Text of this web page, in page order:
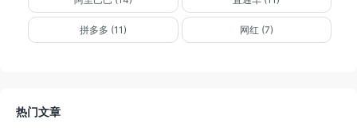
拼多多 (11) 网红 (7)
热门文章